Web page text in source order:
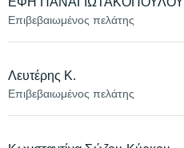
Επιβεβαιωμένος πελάτης
Λευτέρης Κ.
Επιβεβαιωμένος πελάτης